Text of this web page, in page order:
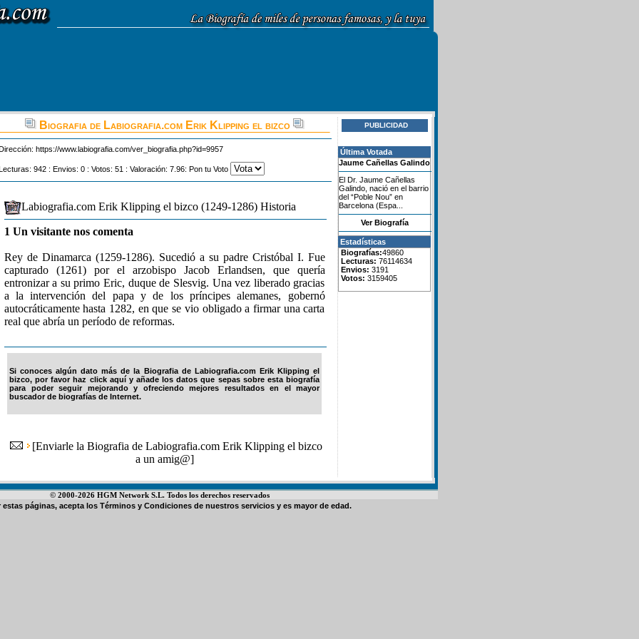
Biografia de Labiografia.com Erik Klipping el bizco
https://www.labiografia.com/ver_biografia.php?id=9957
942 : Envios: 0 : Votos: 51 : Valoración: 7.96: Pon tu Voto
Labiografia.com Erik Klipping el bizco (1249-1286) Historia
1 Un visitante nos comenta
Rey de Dinamarca (1259-1286). Sucedió a su padre Cristóbal I. Fue
capturado (1261) por el arzobispo Jacob Erlandsen, que quería
entronizar a su primo Eric, duque de Slesvig. Una vez liberado gracias
a la intervención del papa y de los príncipes alemanes, gobernó
autocráticamente hasta 1282, en que se vio obligado a firmar una carta
real que abría un período de reformas.
Si conoces algún dato más de la Biografia de Labiografia.com Erik Klipping el
bizco, por favor haz click aquí y añade los datos que sepas sobre esta biografía
para poder seguir mejorando y ofreciendo mejores resultados en el mayor
buscador de biografías de Internet.
[Enviarle la Biografia de Labiografia.com Erik Klipping el bizco
a un amig@]
PUBLICIDAD
Última Votada
Jaume Cañellas Galindo
El Dr. Jaume Cañellas
Galindo, nació en el barrio
del “Poble Nou” en
Barcelona (Espa...
Ver Biografía
Estadísticas
Biografías:49860
Lecturas: 76114634
Envios: 3191
Votos: 3159405
© 2000-2026 HGM Network S.L. Todos los derechos reservados
estas páginas, acepta los Términos y Condiciones de nuestros servicios y es mayor de edad.